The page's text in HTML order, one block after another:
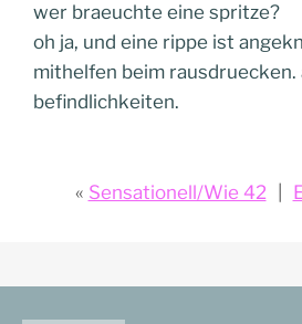
wer braeuchte eine spritze?
oh ja, und eine rippe ist
mithelfen beim rausdruecken.
befindlichkeiten.
Sensationell/Wie 42